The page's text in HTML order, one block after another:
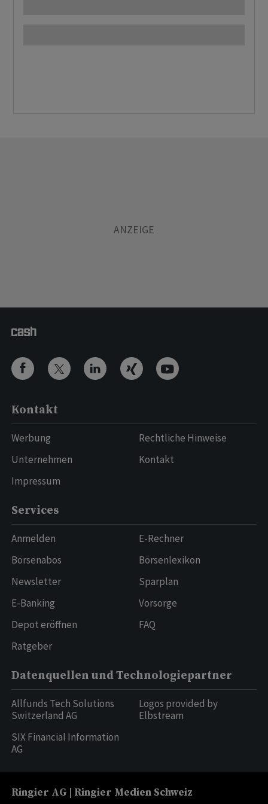
Kontakt
Werbung
Unternehmen
Impressum
Rechtliche Hinweise
Kontakt
Services
Anmelden
Börsenabos
Newsletter
E-Banking
Depot eröffnen
Ratgeber
E-Rechner
Börsenlexikon
Sparplan
Vorsorge
FAQ
Datenquellen und Technologiepartner
Allfunds Tech Solutions
Switzerland AG
SIX Financial Information
AG
Logos provided by
Elbstream
Ringier AG | Ringier Medien Schweiz